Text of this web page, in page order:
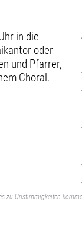
in die
oder
und Pfarrer,
Choral.
Unstimmigkeiten